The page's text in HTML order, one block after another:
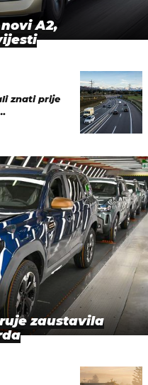
A2,
znati prije
zaustavila